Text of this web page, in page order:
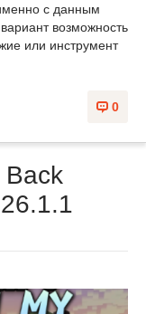
с данным
возможность
или инструмент
0
Back